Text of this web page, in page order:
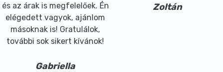
és az árak is megfelelőek. Én
elégedett vagyok, ajánlom
másoknak is! Gratulálok,
további sok sikert kívánok!
Gabriella
Zoltán